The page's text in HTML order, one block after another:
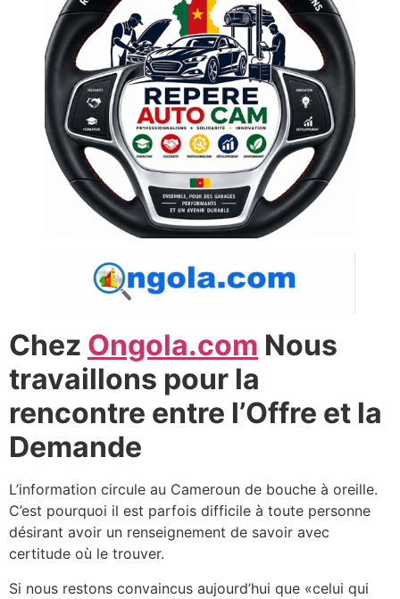
Chez Ongola.com Nous
travaillons pour la
rencontre entre l’Offre et la
Demande
L’information circule au Cameroun de bouche à oreille.
C’est pourquoi il est parfois difficile à toute personne
désirant avoir un renseignement de savoir avec
certitude où le trouver.
Si nous restons convaincus aujourd’hui que «celui qui